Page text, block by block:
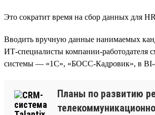
Это сократит время на сбор данных для
Вводить вручную данные нанимаемых
ИТ-специалисты компании-работодателя
системы — «1С», «БОСС-Кадровик», в BI-
Планы по развитию